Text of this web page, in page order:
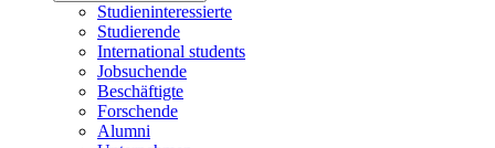
Studieninteressierte
Studierende
International students
Jobsuchende
Beschäftigte
Forschende
Alumni